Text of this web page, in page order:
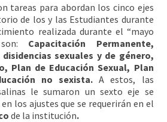
tareas para abordan los cinco ejes
de los y las Estudiantes durante
realizada durante el “mayo
Capacitación Permanente,
sexuales y de género,
Plan de Educación Sexual, Plan
no sexista.A estos, las
le sumaron un sexto eje se
los ajustes que se requerirán en el
de la institución.